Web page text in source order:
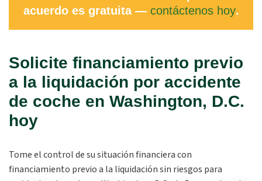
acuerdo es gratuita — contáctenos hoy.
Solicite financiamiento previo
a la liquidación por accidente
de coche en Washington, D.C.
hoy
Tome el control de su situación financiera con
financiamiento previo a la liquidación sin riesgos para